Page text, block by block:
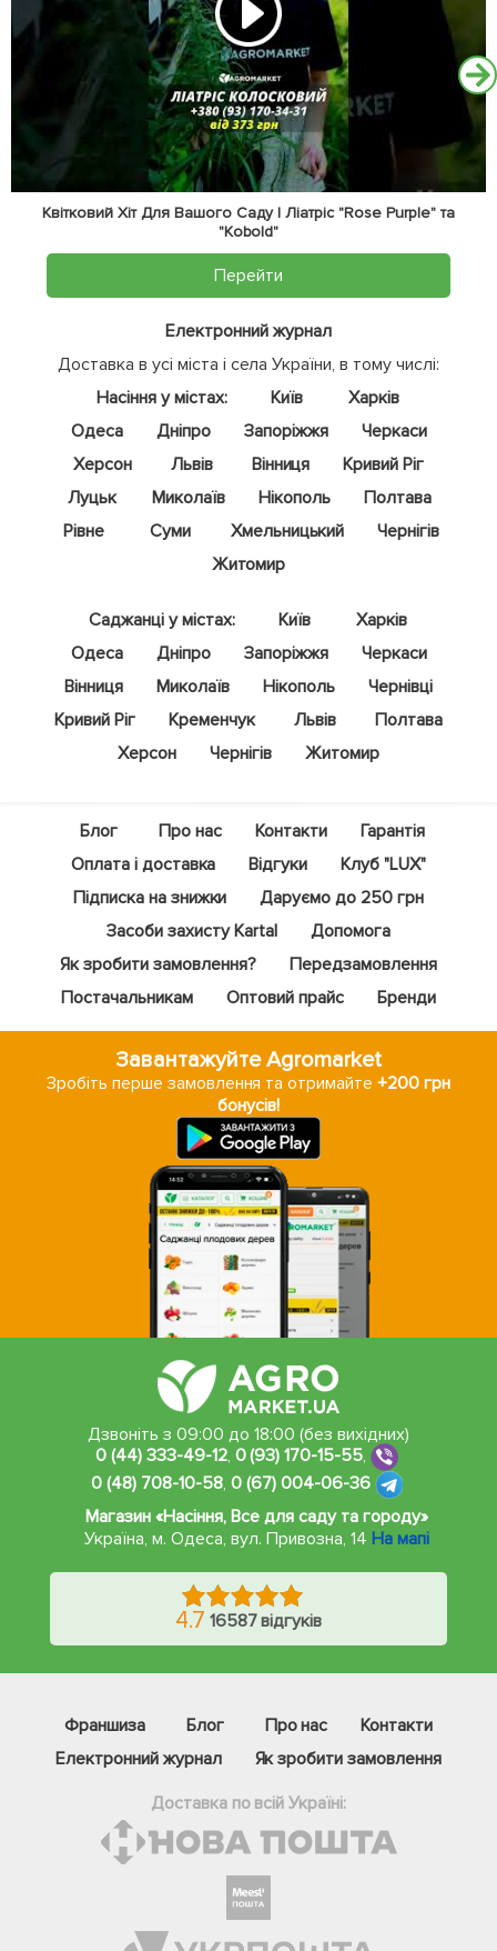
Квітковий Хіт Для Вашого Саду | Ліатріс "Rose Purple" та
"Kobold"
Перейти
Електронний журнал
Доставка в усі міста і села України, в тому числі:
Насіння у містах:
Київ
Харків
Одеса
Дніпро Запоріжжя
Черкаси
Херсон
Львів Вінниця
Кривий Ріг
Луцьк
Миколаїв Нікополь
Полтава
Рівне
Суми Хмельницький
Чернігів
Житомир
Саджанці у містах: Київ
Харків
Одеса
Дніпро Запоріжжя
Черкаси
Вінниця
Миколаїв Нікополь
Чернівці
Кривий Ріг
Кременчук Львів
Полтава
Херсон
Чернігів Житомир
Блог Про нас Контакти
Гарантія
Оплата і доставка
Відгуки
Клуб "LUX"
Підписка на знижки
Даруємо до 250 грн
Засоби захисту Kartal
Допомога
Як зробити замовлення?
Передзамовлення
Постачальникам
Оптовий прайс Бренди
Завантажуйте Agromarket
Зробіть перше замовлення та отримайте+200 грн
бонусів!
Дзвоніть з 09:00 до 18:00 (без вихідних)
0 (44) 333-49-12, 0 (93) 170-15-55,
0 (48) 708-10-58, 0 (67) 004-06-36
Магазин «Насіння, Все для саду та городу»
Україна, м. Одеса,вул. Привозна, 14 На мапі
4.7 16587 відгуків
Франшиза Блог Про нас
Контакти
Електронний журнал
Як зробити замовлення
Доставка по всій Україні: